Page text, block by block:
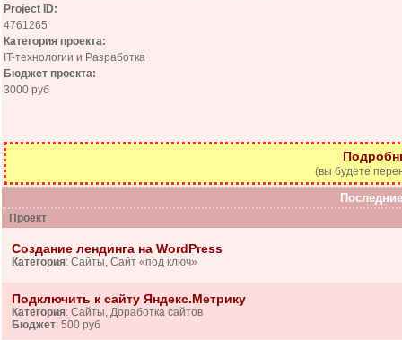
Project ID:
4761265
Категория проекта:
IT-технологии и Разработка
Бюджет проекта:
3000 руб
(вы будете
Проект
Создание лендинга на WordPress
Категория: Сайты, Сайт «под ключ»
Подключить к сайту Яндекс.Метрику
Категория: Сайты, Доработка сайтов
Бюджет: 500 руб